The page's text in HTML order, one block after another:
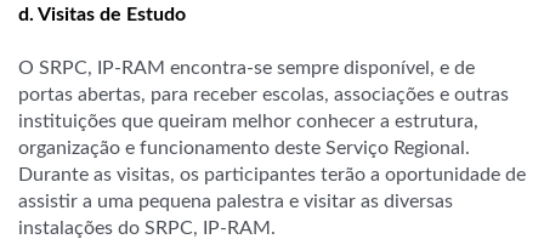
d. Visitas de Estudo
O SRPC, IP-RAM encontra-se sempre disponível, e de
portas abertas, para receber escolas, associações e outras
instituições que queiram melhor conhecer a estrutura,
organização e funcionamento deste Serviço Regional.
Durante as visitas, os participantes terão a oportunidade de
assistir a uma pequena palestra e visitar as diversas
instalações do SRPC, IP-RAM.